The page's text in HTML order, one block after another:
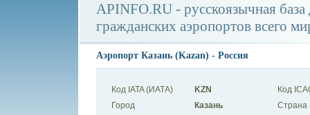
APINFO.RU - русскоязычная
гражданских аэропортов всего
Аэропорт Казань (Kazan) - Россия
Код IATA (ИАТА) KZN
Код
Город
Казань Страна